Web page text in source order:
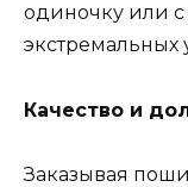
одиночку или с
экстремальных
Качество и
Заказывая